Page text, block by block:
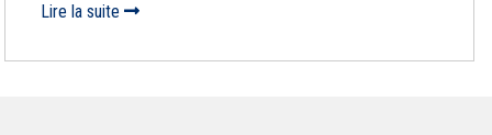
Lire la suite